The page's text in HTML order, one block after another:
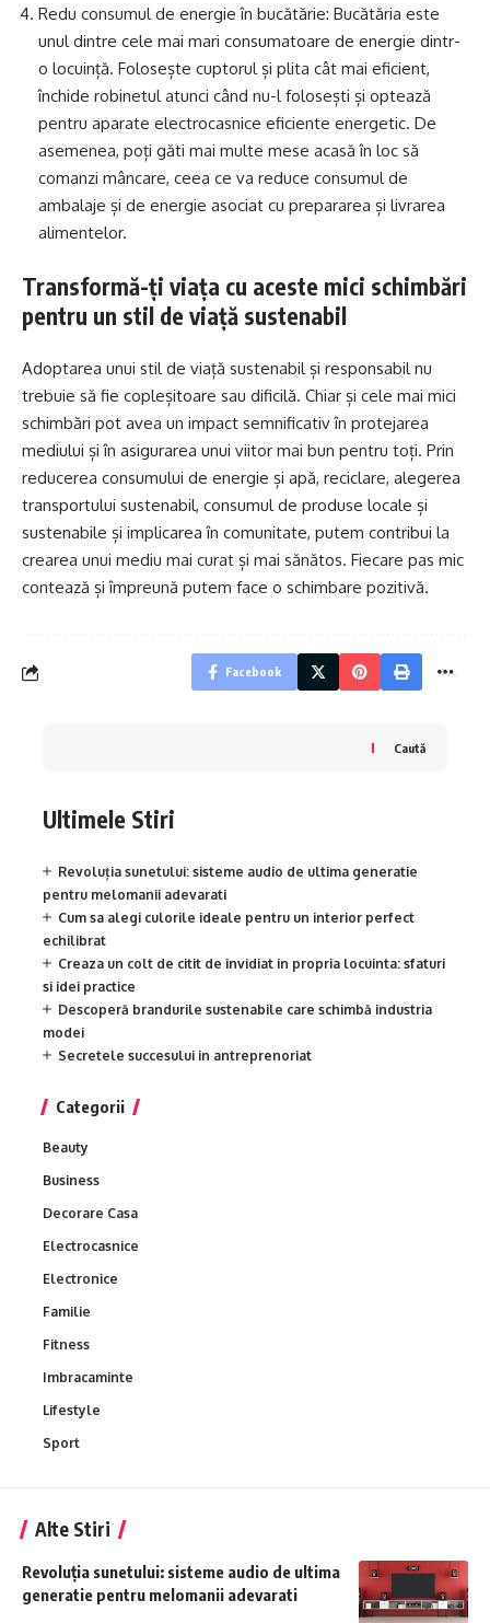
Redu consumul de energie în bucătărie: Bucătăria este
unul dintre cele mai mari consumatoare de energie dintr-
o locuință. Folosește cuptorul și plita cât mai eficient,
închide robinetul atunci când nu-l folosești și optează
pentru aparate electrocasnice eficiente energetic. De
asemenea, poți găti mai multe mese acasă în loc să
comanzi mâncare, ceea ce va reduce consumul de
ambalaje și de energie asociat cu prepararea și livrarea
alimentelor.
Transformă-ți viața cu aceste mici schimbări
pentru un stil de viață sustenabil
Adoptarea unui stil de viață sustenabil și responsabil nu
trebuie să fie copleșitoare sau dificilă. Chiar și cele mai mici
schimbări pot avea un impact semnificativ în protejarea
mediului și în asigurarea unui viitor mai bun pentru toți. Prin
reducerea consumului de energie și apă, reciclare, alegerea
transportului sustenabil, consumul de produse locale și
sustenabile și implicarea în comunitate, putem contribui la
crearea unui mediu mai curat și mai sănătos. Fiecare pas mic
contează și împreună putem face o schimbare pozitivă.
Facebook
Caută
Ultimele Stiri
Revoluția sunetului: sisteme audio de ultima generatie
pentru melomanii adevarati
Cum sa alegi culorile ideale pentru un interior perfect
echilibrat
Creaza un colt de citit de invidiat in propria locuinta: sfaturi
si idei practice
Descoperă brandurile sustenabile care schimbă industria
modei
Secretele succesului in antreprenoriat
Categorii
Beauty
Business
Decorare Casa
Electrocasnice
Electronice
Familie
Fitness
Imbracaminte
Lifestyle
Sport
Alte Stiri
Revoluția sunetului: sisteme audio de ultima
generatie pentru melomanii adevarati